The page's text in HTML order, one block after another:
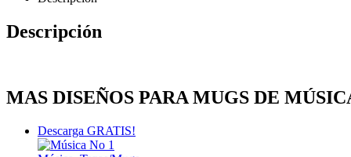
Descripción
MAS DISEÑOS PARA MUGS DE
Descarga GRATIS!